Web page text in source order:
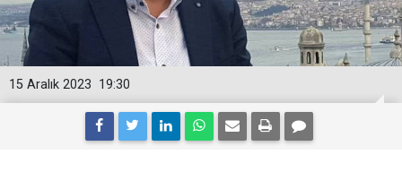
19:30
15 Aralık 2023